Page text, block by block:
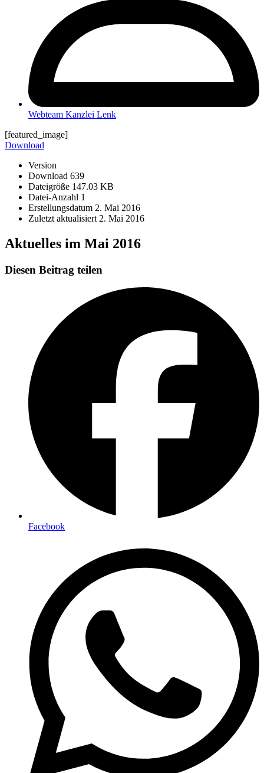
Webteam Kanzlei Lenk
[featured_image]
Download
Version
Download 639
Dateigröße 147.03 KB
Datei-Anzahl 1
Erstellungsdatum 2. Mai 2016
Zuletzt aktualisiert 2. Mai 2016
Aktuelles im Mai 2016
Diesen Beitrag teilen
Facebook